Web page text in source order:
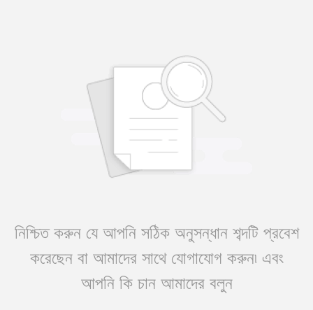
নিশ্চিত করুন যে আপনি সঠিক অনুসন্ধান শব্দটি প্রবেশ
করেছেন বা আমাদের সাথে যোগাযোগ করুন৷ এবং
আপনি কি চান আমাদের বলুন